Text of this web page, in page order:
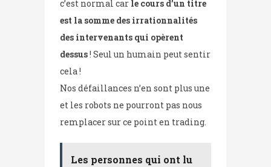
c’est normal car le cours d’un titre
est la somme des irrationnalités
des intervenants qui opèrent
dessus! Seul un humain peut sentir
cela !
Nos défaillances n’en sont plus une
et les robots ne pourront pas nous
remplacer sur ce point en trading.
Les personnes qui ont lu